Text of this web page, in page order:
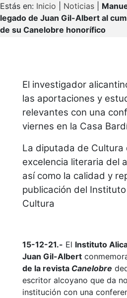
Estás en: Inicio Noticias
legado de Juan Gil-Albert al
de su Canelobre honorífico
El investigador
las aportaciones y
relevantes con una
viernes en la Casa
La diputada de Cultura
excelencia literaria del
así como la calidad y
publicación del
Cultura
15-12-21.- El Instituto
Juan Gil-Albert
de la revista Canelobre
escritor alcoyano que da
institución con una